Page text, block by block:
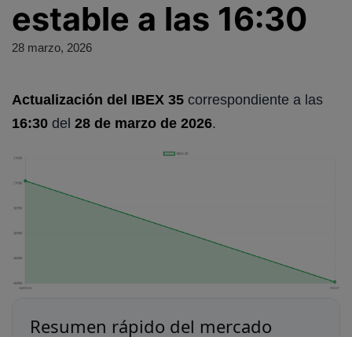
estable a las 16:30
28 marzo, 2026
Actualización del IBEX 35 correspondiente a las
16:30 del 28 de marzo de 2026.
Resumen rápido del mercado